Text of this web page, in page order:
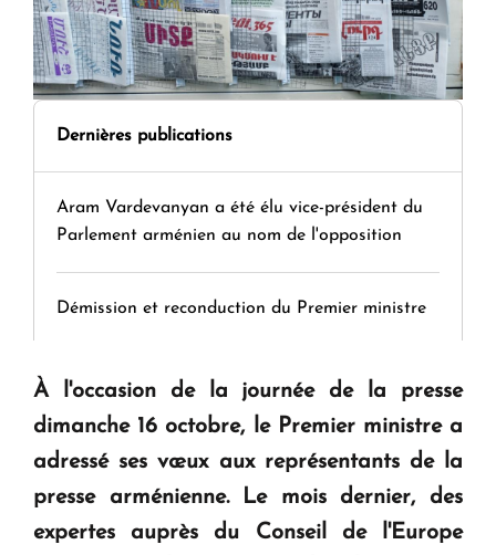
Dernières publications
Aram Vardevanyan a été élu vice-président du
Parlement arménien au nom de l'opposition
Démission et reconduction du Premier ministre
Tamara Stepanyan : « Dès qu’on parle de
" Tant qu'il n'existe pas d'alternative concrète, la
question d'un référendum ne se pose pas. "
À l'occasion de la journée de la presse
dimanche 16 octobre, le Premier ministre a
adressé ses vœux aux représentants de la
presse arménienne. Le mois dernier, des
expertes auprès du Conseil de l'Europe